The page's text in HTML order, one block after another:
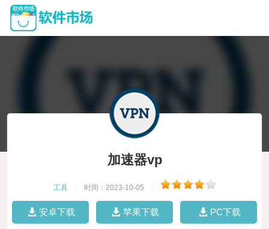
加速器vp
工具 时间：2023-10-05
安卓下载 苹果下载 PC下载